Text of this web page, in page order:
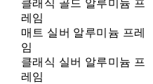
클래식 골드 알루미늄 프
레임
매트 실버 알루미늄 프레
임
클래식 실버 알루미늄 프
레임